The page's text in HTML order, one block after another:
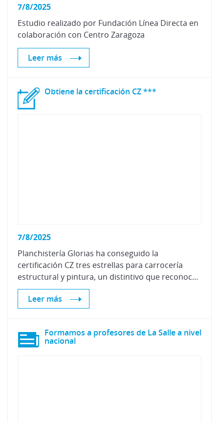
7/8/2025
Estudio realizado por Fundación Línea Directa en
colaboración con Centro Zaragoza
Leer más
Obtiene la certificación CZ***
7/8/2025
Planchistería Glorias ha conseguido la
certificación CZ tres estrellas para carrocería
estructural y pintura, un distintivo que reconoce la calidad en la gestión y en los servicios prestados en el área de carrocería y pintura.
Leer más
Formamos a profesores de La Salle a nivel
nacional